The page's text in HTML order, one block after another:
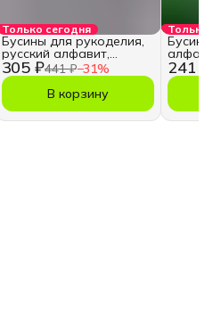
Только сегодня
305 ₽441 ₽−31%
Бусины для рукоделия,
русский алфавит,
кубики
В корзину
Только
241 ₽